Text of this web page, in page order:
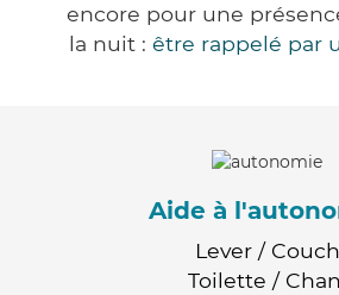
encore pour une
la nuit : être rappelé par
Aide à
Lever /
Toilette /